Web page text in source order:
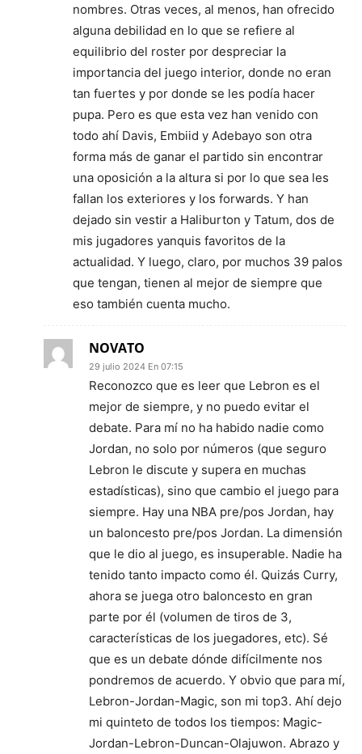
nombres. Otras veces, al menos, han ofrecido
alguna debilidad en lo que se refiere al
equilibrio del roster por despreciar la
importancia del juego interior, donde no eran
tan fuertes y por donde se les podía hacer
pupa. Pero es que esta vez han venido con
todo ahí Davis, Embiid y Adebayo son otra
forma más de ganar el partido sin encontrar
una oposición a la altura si por lo que sea les
fallan los exteriores y los forwards. Y han
dejado sin vestir a Haliburton y Tatum, dos de
mis jugadores yanquis favoritos de la
actualidad. Y luego, claro, por muchos 39 palos
que tengan, tienen al mejor de siempre que
eso también cuenta mucho.
NOVATO
29 julio 2024 En 07:15
Reconozco que es leer que Lebron es el
mejor de siempre, y no puedo evitar el
debate. Para mí no ha habido nadie como
Jordan, no solo por números (que seguro
Lebron le discute y supera en muchas
estadísticas), sino que cambio el juego para
siempre. Hay una NBA pre/pos Jordan, hay
un baloncesto pre/pos Jordan. La dimensión
que le dio al juego, es insuperable. Nadie ha
tenido tanto impacto como él. Quizás Curry,
ahora se juega otro baloncesto en gran
parte por él (volumen de tiros de 3,
características de los juegadores, etc). Sé
que es un debate dónde difícilmente nos
pondremos de acuerdo. Y obvio que para mí,
Lebron-Jordan-Magic, son mi top3. Ahí dejo
mi quinteto de todos los tiempos: Magic-
Jordan-Lebron-Duncan-Olajuwon. Abrazo y